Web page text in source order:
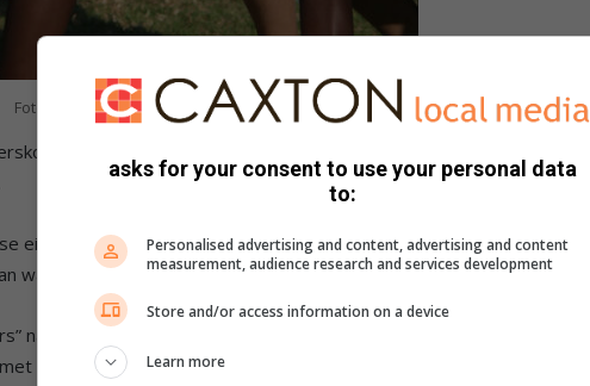
Foto: Tobie van den Bergh.
Middelburg se Luke Cullen die moeilike doelskop deur die pale
eindstryd, die o/9 span wat met 33-9 teen Nelspruit Primary
wat JJ van der Merwe met 22-17 geklop het.
nadat hulle die voortou geneem het met 26-25 teen teen
26-32 te verloor.
asks for your consent to use your personal data
to:
Personalised advertising and content, advertising and content
measurement, audience research and services development
Store and/or access information on a device
Learn more